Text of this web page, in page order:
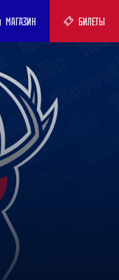
МАГАЗИН БИЛЕТЫ